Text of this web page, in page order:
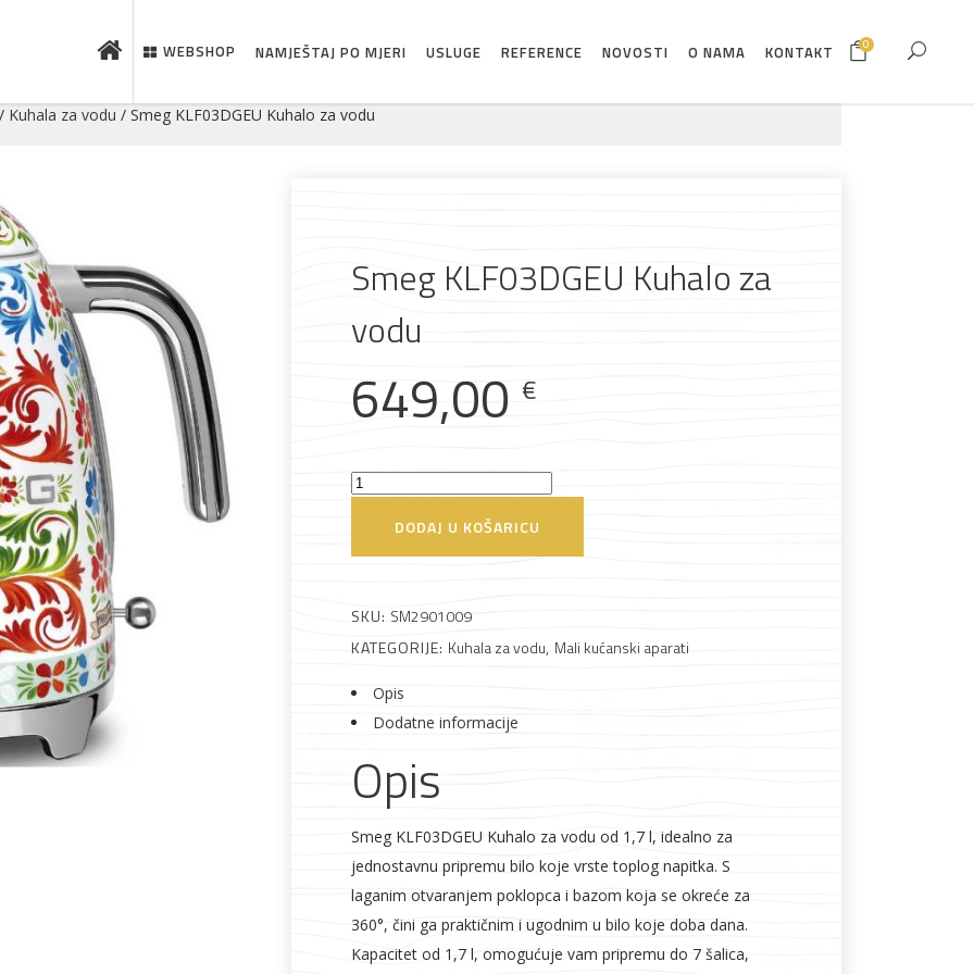
je novo u ponudi
Rasvjeta
WEBSHOP NAMJEŠTAJ PO MJERI USLUGE REFERENCE NOVOSTI O NAMA KONTAKT 0
/ Kuhala za vodu / Smeg KLF03DGEU Kuhalo za vodu
Smeg KLF03DGEU Kuhalo za
vodu
649,00 €
Smeg
Kuhalo
količina
DODAJ U KOŠARICU
SKU: SM2901009
KATEGORIJE: Kuhala za vodu, Mali kućanski aparati
Opis
Dodatne informacije
Opis
Smeg KLF03DGEU Kuhalo za vodu od 1,7 l, idealno za
jednostavnu pripremu bilo koje vrste toplog napitka. S
laganim otvaranjem poklopca i bazom koja se okreće za
360°, čini ga praktičnim i ugodnim u bilo koje doba dana.
Kapacitet od 1,7 l, omogućuje vam pripremu do 7 šalica,